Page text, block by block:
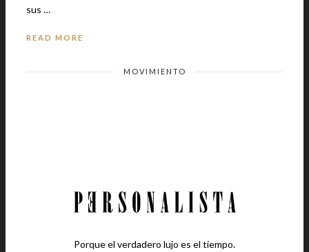
sus …
READ MORE
MOVIMIENTO
Porque el verdadero lujo es el tiempo.